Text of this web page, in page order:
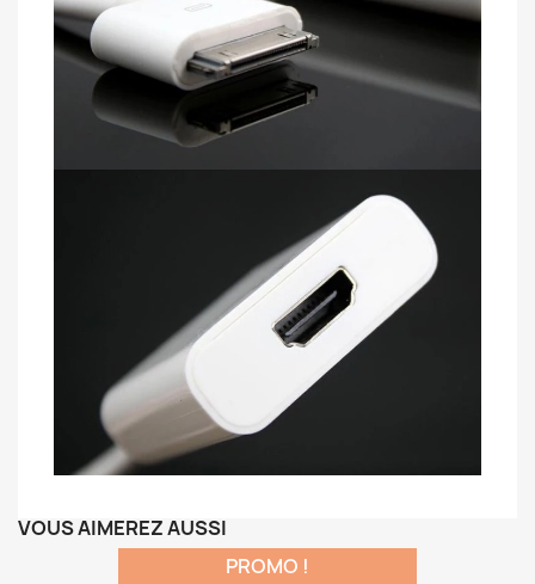
VOUS AIMEREZ AUSSI
PROMO !